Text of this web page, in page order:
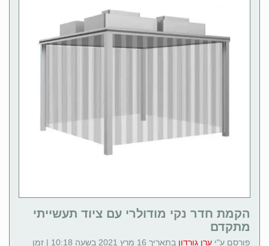
הקמת חדר נקי מודולרי עם ציוד תעשייתי
מתקדם
פורסם ע"י ערן גורדון
בתאריך 16 מרץ 2021 בשעה 10:18 | זמן